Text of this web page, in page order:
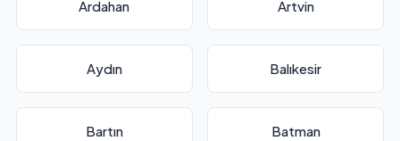
Ardahan Artvin
Aydın Balıkesir
Bartın Batman